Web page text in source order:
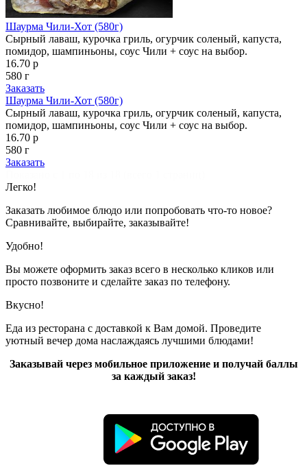
Шаурма Чили-Хот (580г)
Сырный лаваш, курочка гриль, огурчик соленый, капуста,
помидор, шампиньоны, соус Чили + соус на выбор.
16.70 р
580 г
Заказать
Шаурма Чили-Хот (580г)
Сырный лаваш, курочка гриль, огурчик соленый, капуста,
помидор, шампиньоны, соус Чили + соус на выбор.
16.70 р
580 г
Заказать
Легко!
Заказать любимое блюдо или попробовать что-то новое?
Сравнивайте, выбирайте, заказывайте!
Удобно!
Вы можете оформить заказ всего в несколько кликов или
просто позвоните и сделайте заказ по телефону.
Вкусно!
Еда из ресторана с доставкой к Вам домой. Проведите
уютный вечер дома наслаждаясь лучшими блюдами!
Заказывай через мобильное приложение и получай баллы
за каждый заказ!